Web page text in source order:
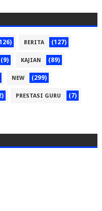
BERITA (127)
(9) KAJIAN (89)
NEW (299)
PRESTASI GURU (7)